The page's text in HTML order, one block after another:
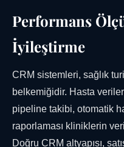
Performans
İyileştirme
CRM sistemleri, sağlık
belkemiğidir. Hasta
pipeline takibi, otomatik
raporlaması kliniklerin
Doğru CRM altyapısı,